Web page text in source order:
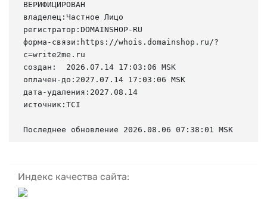
ВЕРИФИЦИРОВАН
владелец:Частное Лицо
регистратор:DOMAINSHOP-RU
форма-связи:https://whois.domainshop.ru/?
c=write2me.ru
создан:  2026.07.14 17:03:06 MSK
оплачен-до:2027.07.14 17:03:06 MSK
дата-удаления:2027.08.14
источник:TCI
Последнее обновление 2026.08.06 07:38:01 MSK
Индекс качества сайта: